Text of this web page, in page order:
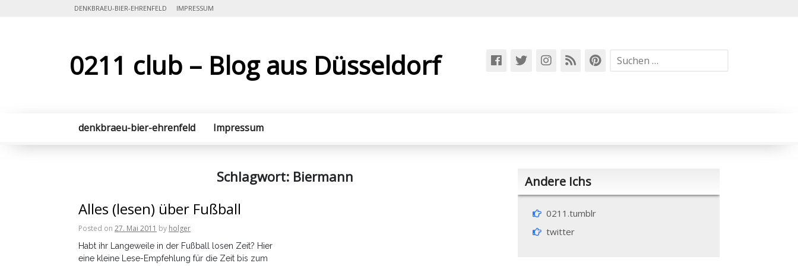
DENKBRAEU-BIER-EHRENFELD IMPRESSUM
0211 club – Blog aus Düsseldorf
Suchen
denkbraeu-bier-ehrenfeld Impressum
Schlagwort: Biermann
Alles (lesen) über Fußball
Posted on 27. Mai 2011 by holger
Habt ihr Langeweile in der Fußball losen Zeit? Hier
eine kleine Lese-Empfehlung für die Zeit bis zum
Andere Ichs
0211.tumblr
twitter